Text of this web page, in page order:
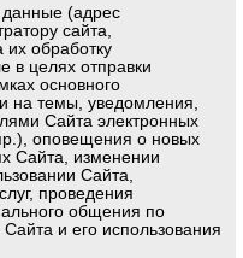
(адрес
сайта,
их обработку
в целях отправки
основного
на темы, уведомления,
Сайта электронных
оповещения о новых
Сайта, изменении
Сайта,
проведения
общения по
и его использования